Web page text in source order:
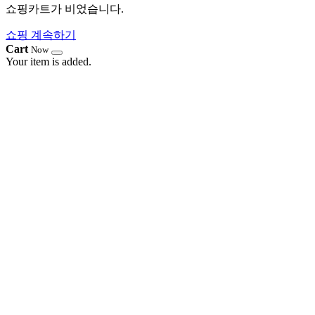
쇼핑카트가 비었습니다.
쇼핑 계속하기
Cart Now
Your item is added.